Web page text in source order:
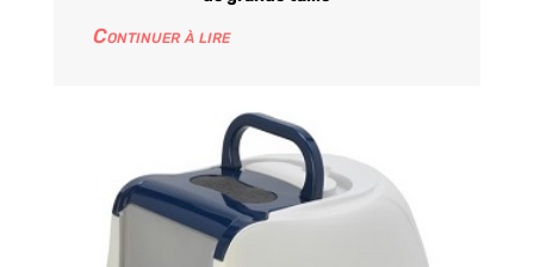
Continuer à lire